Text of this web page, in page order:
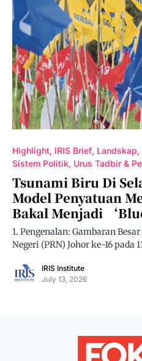
Highlight IRIS Brief Landskap
Sistem Politik, Urus Tadbir &
Tsunami Biru Di
Model Penyatuan
Bakal Menjadi
1. Pengenalan: Gambaran
Negeri (PRN) Johor ke-16 pada
IRIS Institute
July 13, 2026